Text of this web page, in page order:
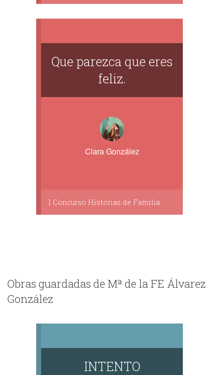
Que parezca que eres
feliz.
Clara González
I Concurso Historias de Familia
Obras guardadas de Mª de la FE Álvarez
González
INTENTO